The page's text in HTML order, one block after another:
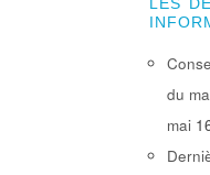
LES
du
mai